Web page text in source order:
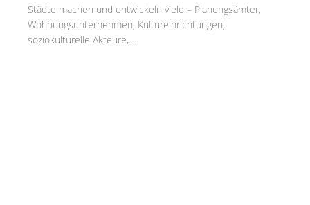
Städte machen und entwickeln viele – Planungsämter,
Wohnungsunternehmen, Kultureinrichtungen,
soziokulturelle Akteure,...